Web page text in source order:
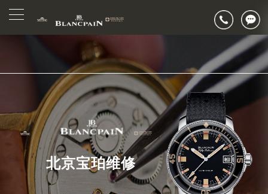
官网公告>
▲
▼
2026年7月北京市宝珀官方售后客户服务热线：400-883-8293
2026年7月宝珀售后服务中心最新网点地址：
北京市东城区东长安街1号东方广场写字楼W3座6层602室（需提前预约）
北京市朝阳区建国门外大街甲6号华熙国际中心写字楼D座11层1102室（需提前预约）
北京市朝阳区建国门外大街甲6号华熙国际中心D座11层1102室宝珀售后服务中心（需提前预约）
节假日正常营业！
北京宝珀维修